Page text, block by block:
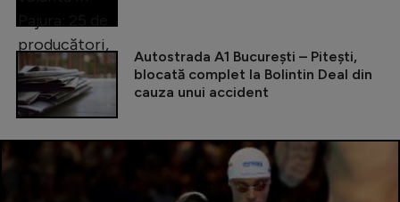
Autostrada A1 București – Pitești,
blocată complet la Bolintin Deal din
cauza unui accident